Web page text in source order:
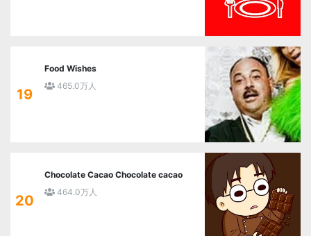
19
Food Wishes
465.0万人
20
Chocolate Cacao Chocolate cacao
464.0万人